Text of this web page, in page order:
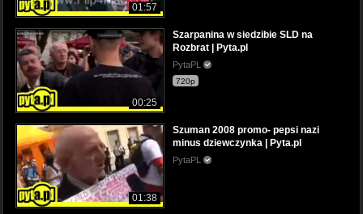
01:57
00:25
Szarpanina w siedzibie SLD na
Rozbrat | Pyta.pl
PytaPL
720p
01:38
Szuman 2008 promo- pepsi nazi
minus dziewczynka | Pyta.pl
PytaPL